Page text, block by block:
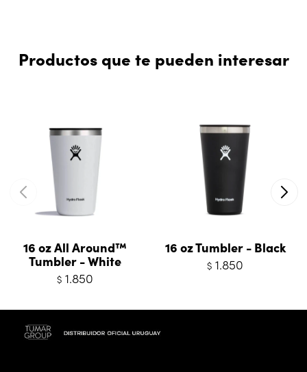
Productos que te pueden interesar
16 oz All Around™
Tumbler - White
$ 1.850
16 oz Tumbler - Black
$ 1.850